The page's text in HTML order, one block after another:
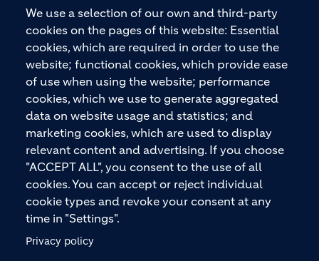
We use a selection of our own and third-party
cookies on the pages of this website: Essential
cookies, which are required in order to use the
website; functional cookies, which provide ease
of use when using the website; performance
cookies, which we use to generate aggregated
data on website usage and statistics; and
marketing cookies, which are used to display
relevant content and advertising. If you choose
"ACCEPT ALL", you consent to the use of all
cookies. You can accept or reject individual
cookie types and revoke your consent at any
time in "Settings".
Privacy policy
KONTAKTIEREN SIE UNS
2026“ ausgezeichnet. Holcim bietet hochwertige
Baustoffe und integrierte Baulösungen für den
gesamten Bauprozess – vom Fundament über den
Boden bis zu Wänden und Dächern – mit
Premiummarken wie ECOPact, ECOPlanet,
ECOCycle und Ytong.